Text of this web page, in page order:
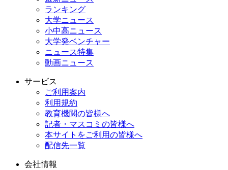
ランキング
大学ニュース
小中高ニュース
大学発ベンチャー
ニュース特集
動画ニュース
サービス
ご利用案内
利用規約
教育機関の皆様へ
記者・マスコミの皆様へ
本サイトをご利用の皆様へ
配信先一覧
会社情報